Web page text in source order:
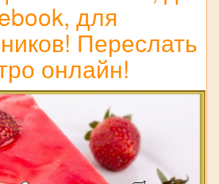
для
Переслать
онлайн!